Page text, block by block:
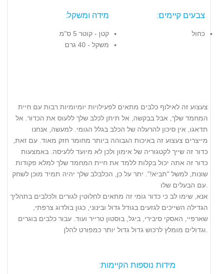
מידה ומשקל:
קטן - קוטר 5 ס"מ
משקל - 40 גרם
צבעים קיימים:
כחול
צעצוע זה לאילוף כלבים מתאים לפעילויות יומיומיות רבות עם חיית
המחמד שלך, אבל בבקשה, אל תיתן לכלב שלך ללעוס את הכדור. אל
תדאגו, אין סיכון להרעלה של הכלב בגלל הגומי. למעשה, אנחנו
מייצרים צעצוע זה באיכות הגבוהה ביותר מחומר חזק מאוד. עם זאת,
כדור זה שייך לקטגוריה של אימון ולכן לא מיועד ללעיסה. באמצעות
כדור זה אתה יכול בקלות ללמד את חיית המחמד שלך למלא פקודות
שונות, למשל "תביא!". יתר על כן, הכלבלב שלך יהיה תמיד מוכן לשחק
אנא, שימו לב כי כדור גומי זה מתאים לחלוטין לגורים ולכלבים בתהליך
הגדילה השייכים לגזעים בגודל גדול ובינוני, כגון בולדוג צרפתי,
שארפיי, האסקי סיבירי, ביגל, בוסטון טרייר ועוד. עבור כלבים בוגרים
מידות נוספות הקיימות: